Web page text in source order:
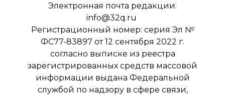
Электронная почта редакции:
info@32q.ru
Регистрационный номер: серия Эл №
ФС77-83897 от 12 сентября 2022 г.
согласно выписке из реестра
зарегистрированных средств массовой
информации выдана Федеральной
службой по надзору в сфере связи,